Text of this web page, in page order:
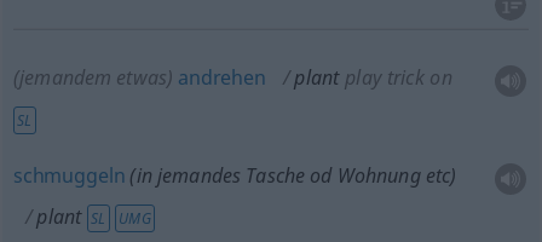
(jemandem etwas) andrehen plant play trick on
SL
schmuggeln (in jemandes Tasche odWohnungetc)
plant SL UMG